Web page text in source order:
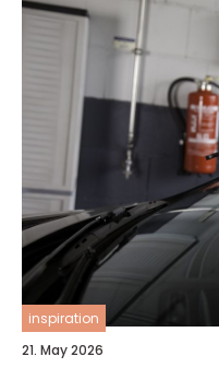
inspiration
21. May 2026